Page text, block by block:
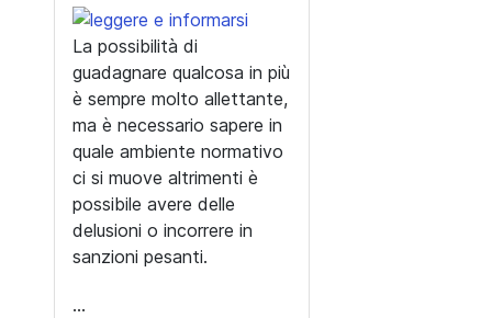
La possibilità di
guadagnare qualcosa in più
è sempre molto allettante,
ma è necessario sapere in
quale ambiente normativo
ci si muove altrimenti è
possibile avere delle
delusioni o incorrere in
sanzioni pesanti.
...